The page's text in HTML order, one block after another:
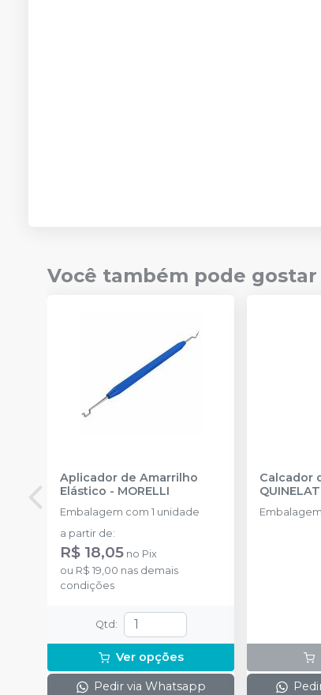
Você também pode gostar
Aplicador de Amarrilho
Elástico - MORELLI
Embalagem com 1 unidade
a partir de:
R$ 18,05 no Pix
ou R$ 19,00 nas demais
condições
Qtd :
Ver opções
Pedir via Whatsapp
Calcador